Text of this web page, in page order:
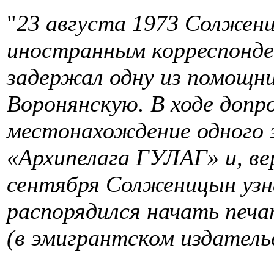
"23 августа 1973
иностранным
задержал одну из
Воронянскую. В ходе
местонахождение одного
«Архипелага ГУЛАГ» и,
сентября Солженицын
распорядился начать
(в эмигрантском